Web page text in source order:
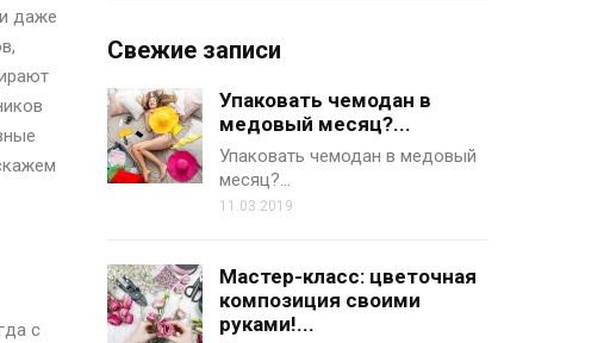
даже
с
Свежие записи
Упаковать чемодан в
медовый месяц?...
Упаковать чемодан в медовый
месяц?…
11.03.2019
Мастер-класс: цветочная
композиция своими
руками!...